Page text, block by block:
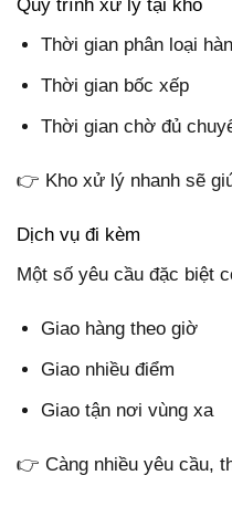
Quy trình xử lý tại kho
Thời gian phân loại
Thời gian bốc xếp
Thời gian chờ đủ
👉 Kho xử lý nhanh sẽ
Dịch vụ đi kèm
Một số yêu cầu đặc biệt
Giao hàng theo giờ
Giao nhiều điểm
Giao tận nơi vùng xa
👉 Càng nhiều yêu cầu,